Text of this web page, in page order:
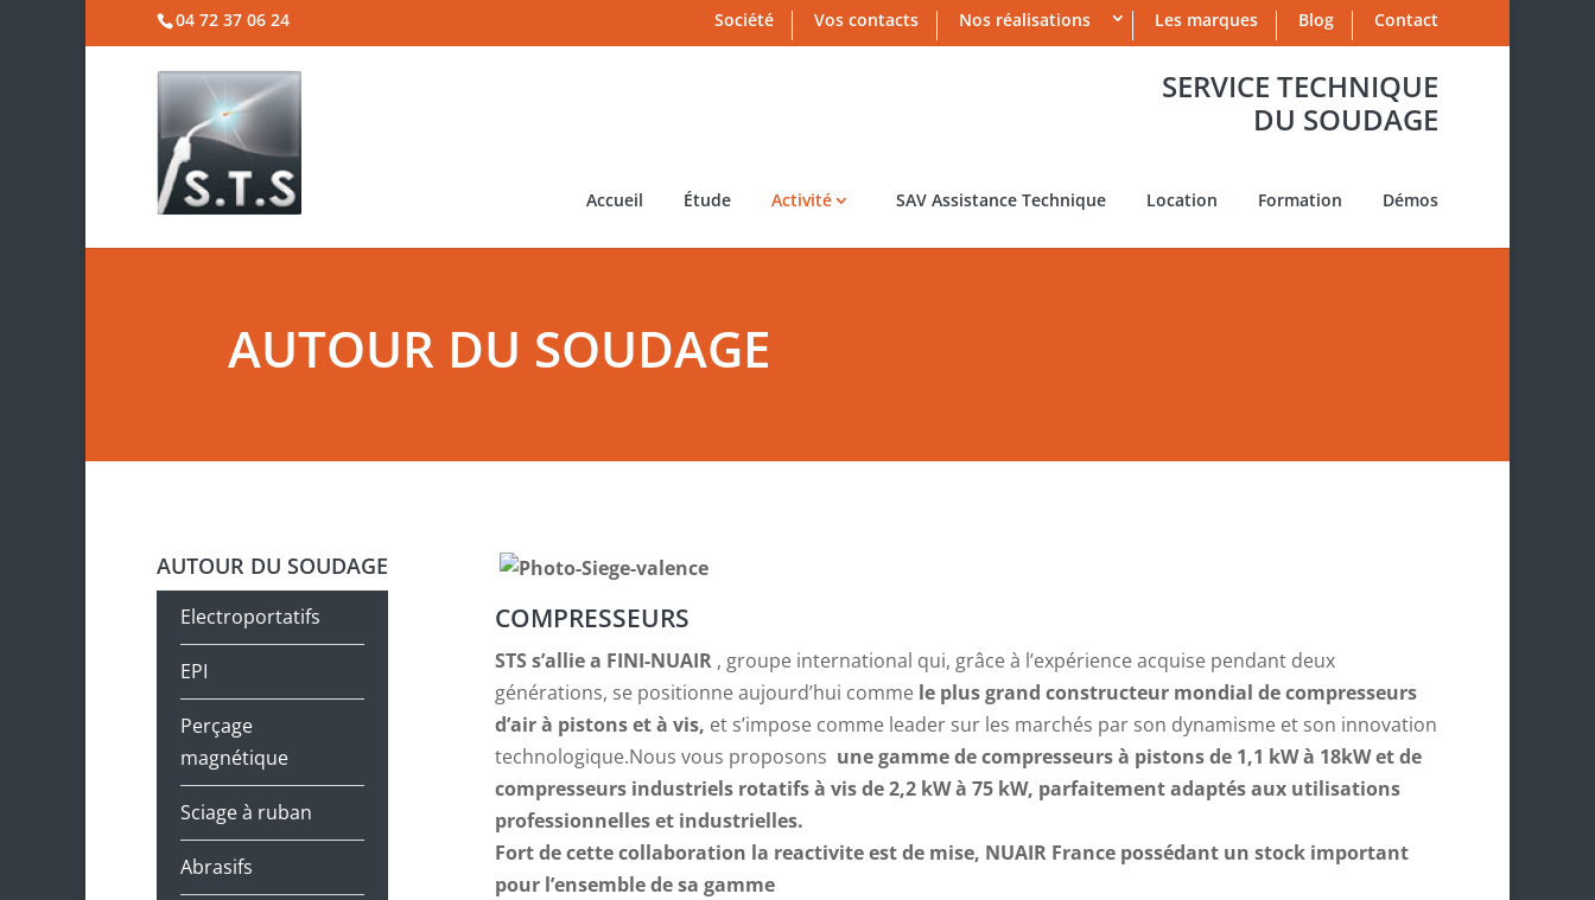
04 72 37 06 24 Société Vos contacts Nos réalisations Les marques Blog Contact
Accueil Étude Activité SAV Assistance Technique Location Formation Démos
SERVICE TECHNIQUE
DU SOUDAGE
AUTOUR DU SOUDAGE
AUTOUR DU SOUDAGE
Electroportatifs
EPI
Perçage
magnétique
Sciage à ruban
Abrasifs
COMPRESSEURS
STS s’allie a FINI-NUAIR, groupe international qui, grâce à l’expérience acquise pendant deux
générations, se positionne aujourd’hui comme le plus grand constructeur mondial de compresseurs
d’air à pistons et à vis, et s’impose comme leader sur les marchés par son dynamisme et son innovation
technologique.Nous vous proposons une gamme de compresseurs à pistons de 1,1 kW à 18kW et de
compresseurs industriels rotatifs à vis de 2,2 kW à 75 kW, parfaitement adaptés aux utilisations
professionnelles et industrielles.
Fort de cette collaboration la reactivite est de mise, NUAIR France possédant un stock important
pour l’ensemble de sa gamme